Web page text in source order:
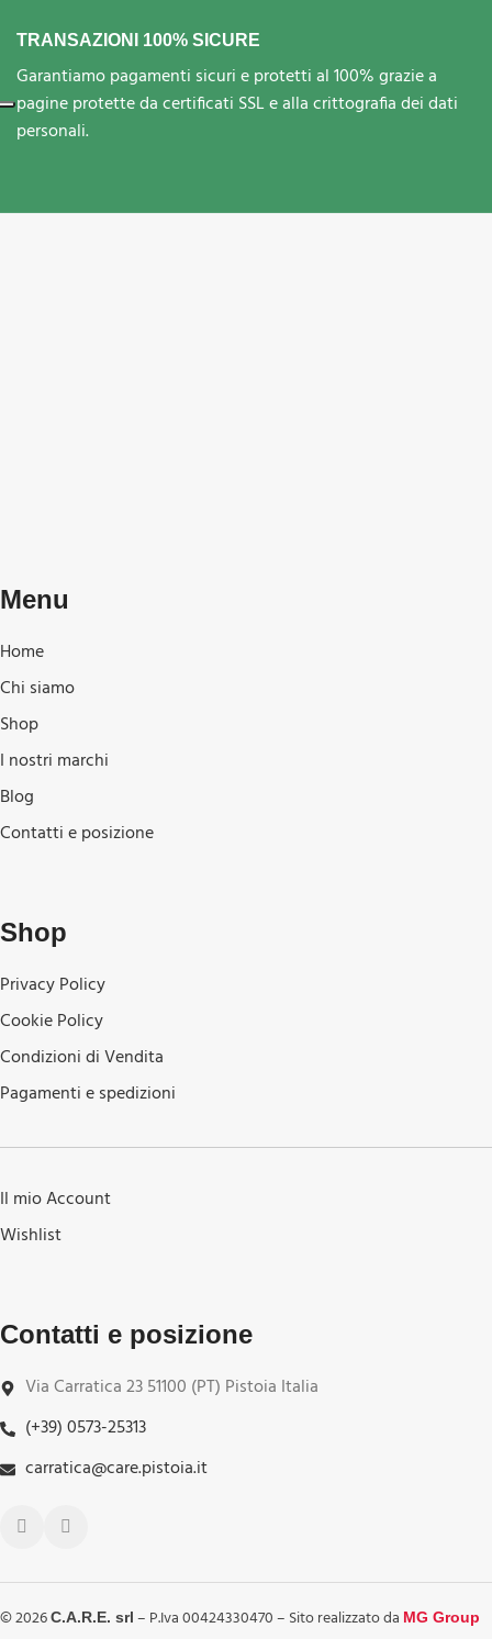
TRANSAZIONI 100% SICURE
Garantiamo pagamenti sicuri e protetti al 100% grazie a
pagine protette da certificati SSL e alla crittografia dei dati
personali.
Menu
Home
Chi siamo
Shop
I nostri marchi
Blog
Contatti e posizione
Shop
Privacy Policy
Cookie Policy
Condizioni di Vendita
Pagamenti e spedizioni
Il mio Account
Wishlist
Contatti e posizione
Via Carratica 23 51100 (PT) Pistoia Italia
(+39) 0573-25313
carratica@care.pistoia.it
©2026C.A.R.E. srl – P.Iva 00424330470 – Sito realizzato da MG Group